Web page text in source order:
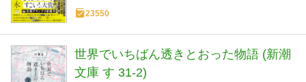
23550
世界でいちばん透きとおった物語 (新潮
文庫 す 31-2)